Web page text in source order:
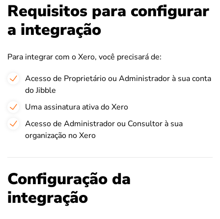
Requisitos para configurar
a integração
Para integrar com o Xero, você precisará de:
Acesso de Proprietário ou Administrador à sua conta
do Jibble
Uma assinatura ativa do Xero
Acesso de Administrador ou Consultor à sua
organização no Xero
Configuração da
integração